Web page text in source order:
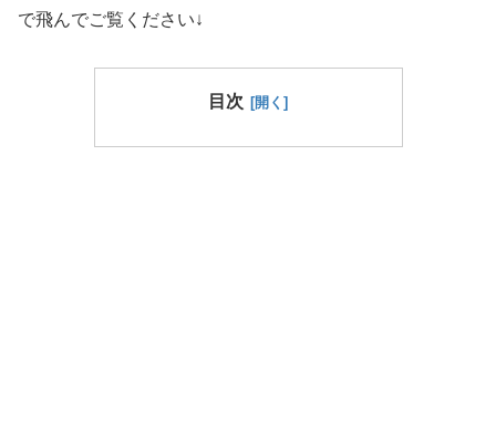
で飛んでご覧ください↓
目次